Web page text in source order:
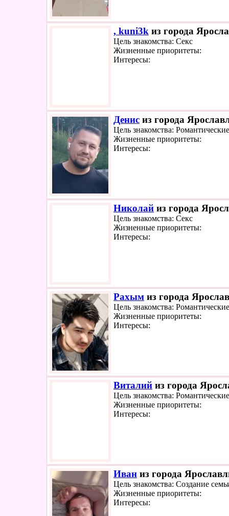
, kuni3k из города
Цель знакомства: Секс
Жизненные приоритеты:
Интересы:
Денис из города
Цель знакомства:
Жизненные приоритеты:
Интересы:
Николай из города
Цель знакомства: Секс
Жизненные приоритеты:
Интересы:
Рахым из города
Цель знакомства:
Жизненные приоритеты:
Интересы:
Виталий из города
Цель знакомства:
Жизненные приоритеты:
Интересы:
Иван из города
Цель знакомства: Создание
Жизненные приоритеты:
Интересы: